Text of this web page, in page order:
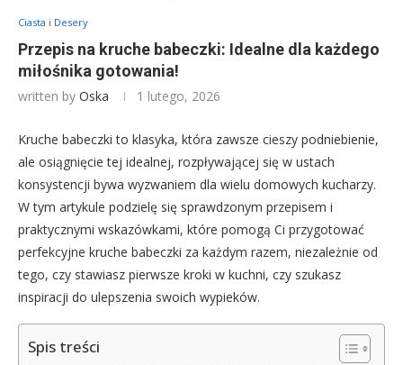
Ciasta i Desery
Przepis na kruche babeczki: Idealne dla każdego
miłośnika gotowania!
written by Oska 1 lutego, 2026
Kruche babeczki to klasyka, która zawsze cieszy podniebienie,
ale osiągnięcie tej idealnej, rozpływającej się w ustach
konsystencji bywa wyzwaniem dla wielu domowych kucharzy.
W tym artykule podzielę się sprawdzonym przepisem i
praktycznymi wskazówkami, które pomogą Ci przygotować
perfekcyjne kruche babeczki za każdym razem, niezależnie od
tego, czy stawiasz pierwsze kroki w kuchni, czy szukasz
inspiracji do ulepszenia swoich wypieków.
Spis treści